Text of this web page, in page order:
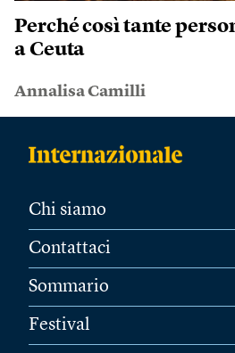
Perché così tante
a Ceuta
Annalisa Camilli
Chi siamo
Contattaci
Sommario
Festival